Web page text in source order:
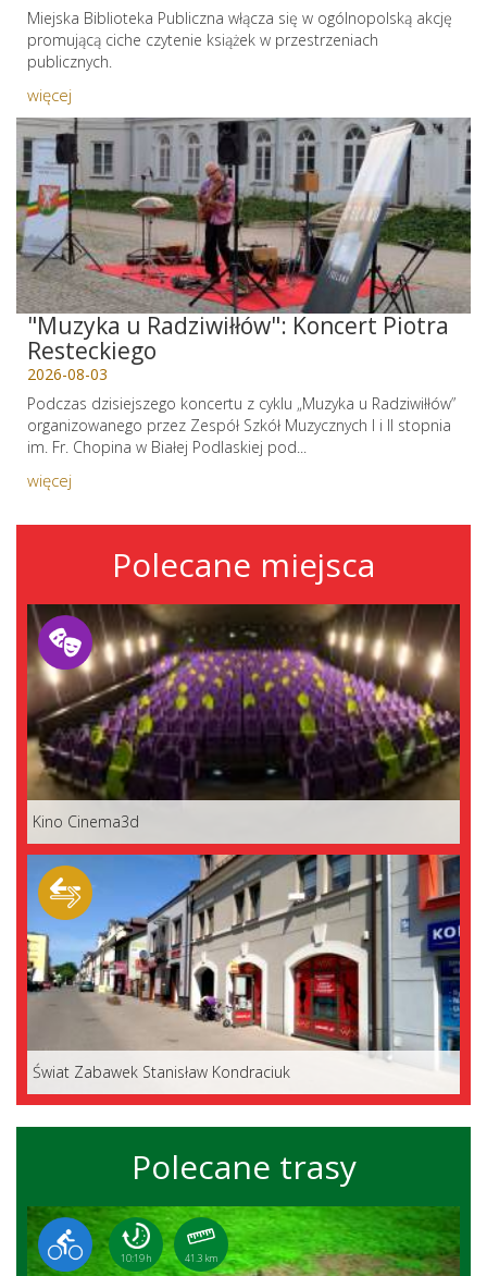
Miejska Biblioteka Publiczna włącza się w ogólnopolską akcję
promującą ciche czytenie książek w przestrzeniach
publicznych.
więcej
"Muzyka u Radziwiłłów": Koncert Piotra
Resteckiego
2026-08-03
Podczas dzisiejszego koncertu z cyklu „Muzyka u Radziwiłłów”
organizowanego przez Zespół Szkół Muzycznych I i II stopnia
im. Fr. Chopina w Białej Podlaskiej pod...
więcej
Polecane miejsca
Kino Cinema3d
Świat Zabawek Stanisław Kondraciuk
Polecane trasy
10:19 h 41.3 km